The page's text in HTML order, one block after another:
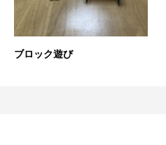
ブロック遊び